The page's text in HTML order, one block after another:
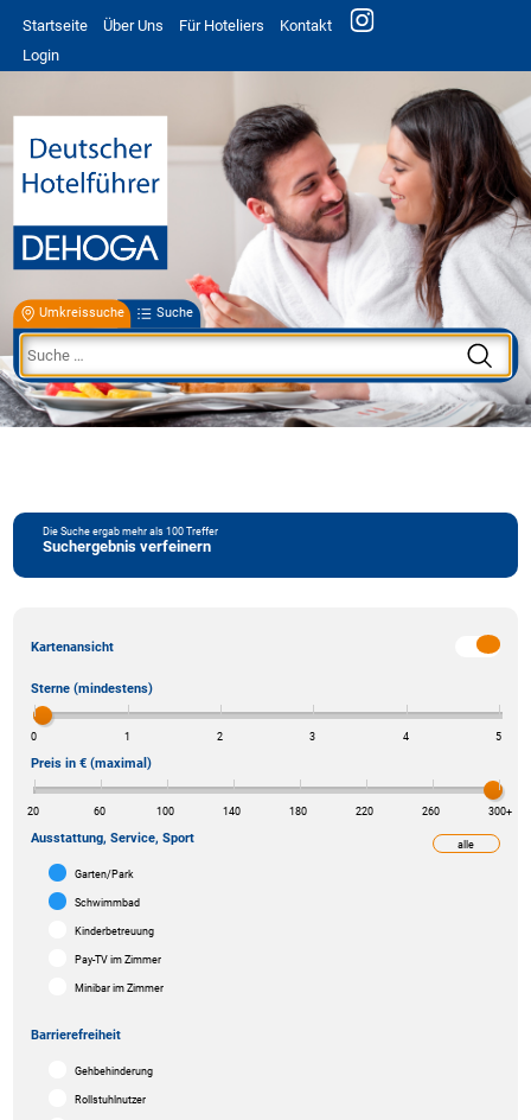
Startseite Über Uns Für Hoteliers
Kontakt
Login
Umkreissuche Suche
Die Suche ergab mehr als 100 Treffer
Suchergebnis verfeinern
Kartenansicht
Sterne (mindestens)
0 1 2 3 4 5
Preis in € (maximal)
20 60 100 140 180 220 260 300+
alle
Ausstattung, Service, Sport
Garten/Park
Schwimmbad
Kinderbetreuung
Pay-TV im Zimmer
Minibar im Zimmer
Barrierefreiheit
Gehbehinderung
Rollstuhlnutzer